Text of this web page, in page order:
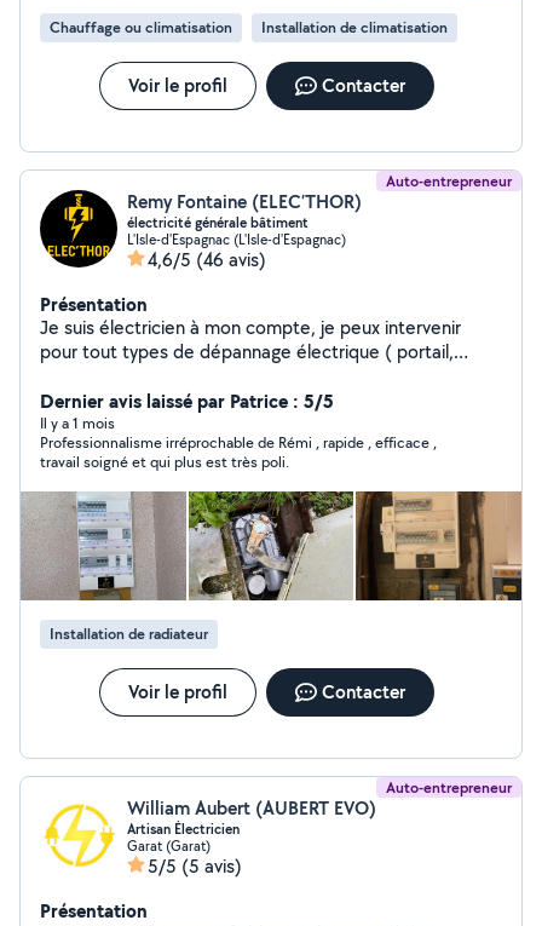
Chauffage ou climatisation Installation de climatisation
Voir le profil Contacter
Auto-entrepreneur
Remy Fontaine (ELEC’THOR)
électricité générale bâtiment
L'Isle-d'Espagnac (L'Isle-d'Espagnac)
4,6/5 (46 avis)
Présentation
Je suis électricien à mon compte, je peux intervenir
pour tout types de dépannage électrique ( portail,
m'appeler pour un projet de modification ou rénovation
de votre installation électrique, je réalise des devis
gratuitement dans toute la Charente et rapidement ! Au
plaisir de vous lire.
Dernier avis laissé par Patrice : 5/5
Il y a 1 mois
Professionnalisme irréprochable de Rémi , rapide , efficace ,
travail soigné et qui plus est très poli.
Installation de radiateur
Voir le profil Contacter
Auto-entrepreneur
William Aubert (AUBERT EVO)
Artisan Électricien
Garat (Garat)
5/5 (5 avis)
Présentation